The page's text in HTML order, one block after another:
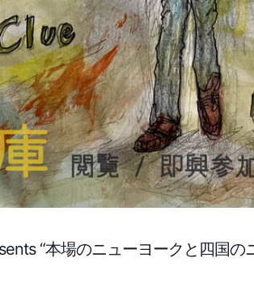
“本場のニューヨークと四国の